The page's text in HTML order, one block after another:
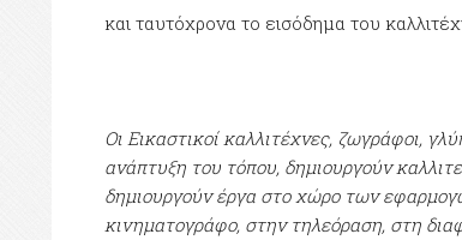
και ταυτόχρονα το εισόδημα του
Οι Εικαστικοί καλλιτέχνες, ζωγράφοι,
ανάπτυξη του τόπου, δημιουργούν
δημιουργούν έργα στο χώρο των
κινηματογράφο, στην τηλεόραση, στη